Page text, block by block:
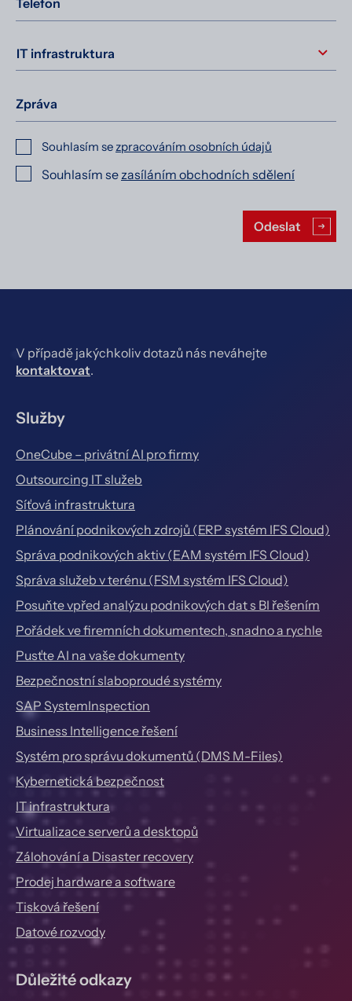
Telefon
Zpráva
Souhlasím sezpracováním osobních údajů
Souhlasím sezasíláním obchodních sdělení
Odeslat
V případě jakýchkoliv dotazů nás neváhejte
kontaktovat.
Služby
OneCube – privátní AI pro firmy
Outsourcing IT služeb
Síťová infrastruktura
Plánování podnikových zdrojů (ERP systém IFS Cloud)
Správa podnikových aktiv (EAM systém IFS Cloud)
Správa služeb v terénu (FSM systém IFS Cloud)
Posuňte vpřed analýzu podnikových dat s BI řešením
Pořádek ve firemních dokumentech, snadno a rychle
Pusťte AI na vaše dokumenty
Bezpečnostní slaboproudé systémy
SAP SystemInspection
Business Intelligence řešení
Systém pro správu dokumentů (DMS M-Files)
Kybernetická bezpečnost
IT infrastruktura
Virtualizace serverů a desktopů
Zálohování a Disaster recovery
Prodej hardware a software
Tisková řešení
Datové rozvody
Důležité odkazy